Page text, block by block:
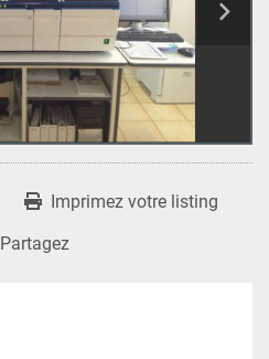
Imprimez votre listing
Partagez